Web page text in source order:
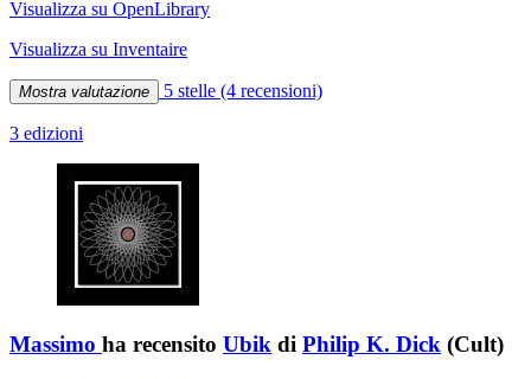
Visualizza su OpenLibrary
Visualizza su Inventaire
Mostra valutazione 5 stelle (4 recensioni)
3 edizioni
Massimo ha recensito Ubik di Philip K. Dick (Cult)